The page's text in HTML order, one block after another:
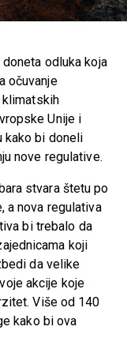
odluka koja
očuvanje
Unije i
kako bi doneli
nove regulative.
stvara štetu po
a nova regulativa
bi trebalo da
koji
da velike
akcije koje
Više od 140
kako bi ova